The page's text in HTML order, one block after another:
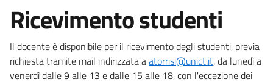
Ricevimento studenti
Il docente è disponibile per il ricevimento degli studenti, previa
richiesta tramite mail indirizzata aatorrisi@unict.it, da lunedì a
venerdì dalle 9 alle 13 e dalle 15 alle 18, con l'eccezione dei